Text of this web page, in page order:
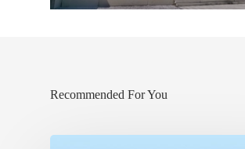
Recommended For You